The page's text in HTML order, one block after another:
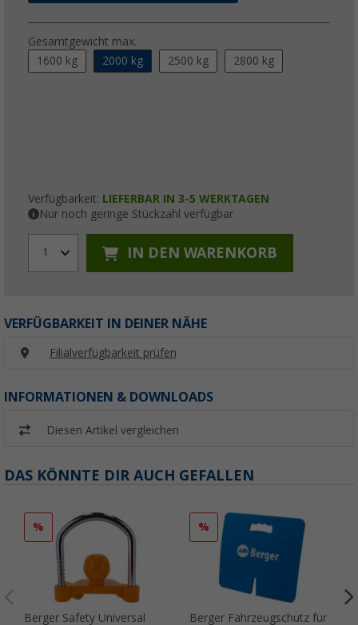
Gesamtgewicht max.
1600 kg
2000 kg 2500 kg 2800 kg
Verfügbarkeit: LIEFERBAR IN 3-5 WERKTAGEN
Nur noch geringe Stückzahl verfügbar
1 IN DEN WARENKORB
VERFÜGBARKEIT IN DEINER NÄHE
Filialverfügbarkeit prüfen
INFORMATIONEN & DOWNLOADS
Diesen Artikel vergleichen
DAS KÖNNTE DIR AUCH GEFALLEN
%
Berger Safety Universal
%
Berger Fahrzeugschutz für